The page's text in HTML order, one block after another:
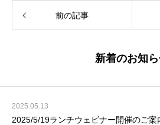
前の記事
新着のお知
2025.05.13
2025/5/19ランチウェビナー開催のご